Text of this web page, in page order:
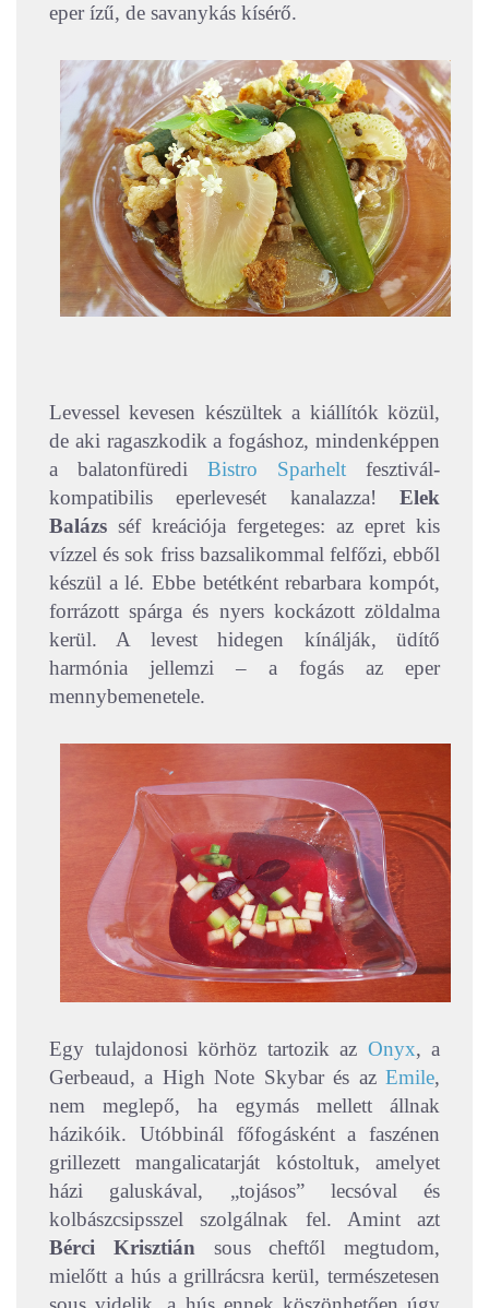
eper ízű, de savanykás kísérő.
Levessel kevesen készültek a kiállítók közül,
de aki ragaszkodik a fogáshoz, mindenképpen
a balatonfüredi Bistro Sparhelt fesztivál-
kompatibilis eperlevesét kanalazza! Elek
Balázs séf kreációja fergeteges: az epret kis
vízzel és sok friss bazsalikommal felfőzi, ebből
készül a lé. Ebbe betétként rebarbara kompót,
forrázott spárga és nyers kockázott zöldalma
kerül. A levest hidegen kínálják, üdítő
harmónia jellemzi – a fogás az eper
mennybemenetele.
Egy tulajdonosi körhöz tartozik az Onyx, a
Gerbeaud, a High Note Skybar és az Emile,
nem meglepő, ha egymás mellett állnak
házikóik. Utóbbinál főfogásként a faszénen
grillezett mangalicatarját kóstoltuk, amelyet
házi galuskával, „tojásos” lecsóval és
kolbászcsipsszel szolgálnak fel. Amint azt
Bérci Krisztiánsous cheftől megtudom,
mielőtt a hús a grillrácsra kerül, természetesen